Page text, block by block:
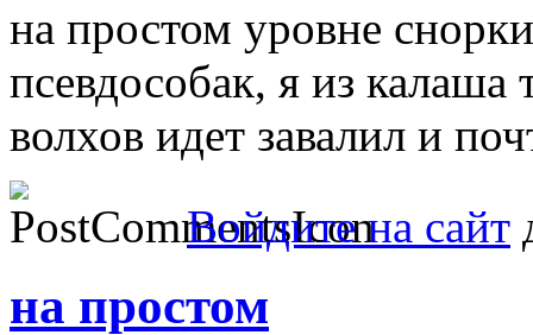
на простом уровне
псевдособак, я из
волхов идет завалил и
Войдите на сайт
на простом